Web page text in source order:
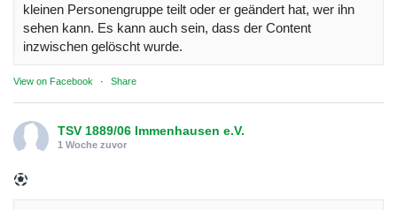
kleinen Personengruppe teilt oder er geändert hat, wer ihn
sehen kann. Es kann auch sein, dass der Content
inzwischen gelöscht wurde.
View on Facebook · Share
TSV 1889/06 Immenhausen e.V.
1 Woche zuvor